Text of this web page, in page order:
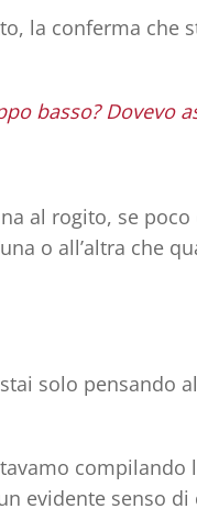
la conferma che
basso? Dovevo
al rogito, se
o all’altra che
solo pensando
compilando
evidente senso di